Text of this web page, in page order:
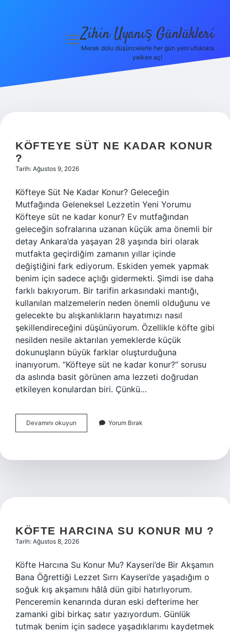
Politikası
menüyü
Zihin Uyanış Günlükleri
Merak dolu düşüncelerle her gün yeni ufuklara
yelken aç!
UYANIŞ
GÜNLÜKLERI
YAZILAR
KÖFTEYE SÜT NE KADAR KONUR
?
Tarih: Ağustos 9, 2026
Köfteye Süt Ne Kadar Konur? Geleceğin
Mutfağında Geleneksel Lezzetin Yeni Yorumu
Köfteye süt ne kadar konur? Ev mutfağından
geleceğin sofralarına uzanan küçük ama önemli bir
detay Ankara’da yaşayan 28 yaşında biri olarak
mutfakta geçirdiğim zamanın yıllar içinde
değiştiğini fark ediyorum. Eskiden yemek yapmak
benim için sadece açlığı gidermekti. Şimdi ise daha
farklı bakıyorum. Bir tarifin arkasındaki mantığı,
kullanılan malzemelerin neden önemli olduğunu ve
gelecekte bu alışkanlıkların hayatımızı nasıl
şekillendireceğini düşünüyorum. Özellikle köfte gibi
nesilden nesile aktarılan yemeklerde küçük
dokunuşların büyük farklar oluşturduğuna
inanıyorum. “Köfteye süt ne kadar konur?” sorusu
da aslında basit görünen ama lezzeti doğrudan
etkileyen konulardan biri. Çünkü…
Devamını okuyun
süt
konur
Yorum Bırak
KÖFTE HARCINA SU KONUR MU ?
Tarih: Ağustos 8, 2026
Köfte Harcına Su Konur Mu? Kayseri’de Bir Akşamın
Bana Öğrettiği Lezzet Sırrı Kayseri’de yaşadığım o
soğuk kış akşamını hâlâ dün gibi hatırlıyorum.
Penceremin kenarında duran eski defterime her
zamanki gibi birkaç satır yazıyordum. Günlük
tutmak benim için sadece yaşadıklarımı kaydetmek